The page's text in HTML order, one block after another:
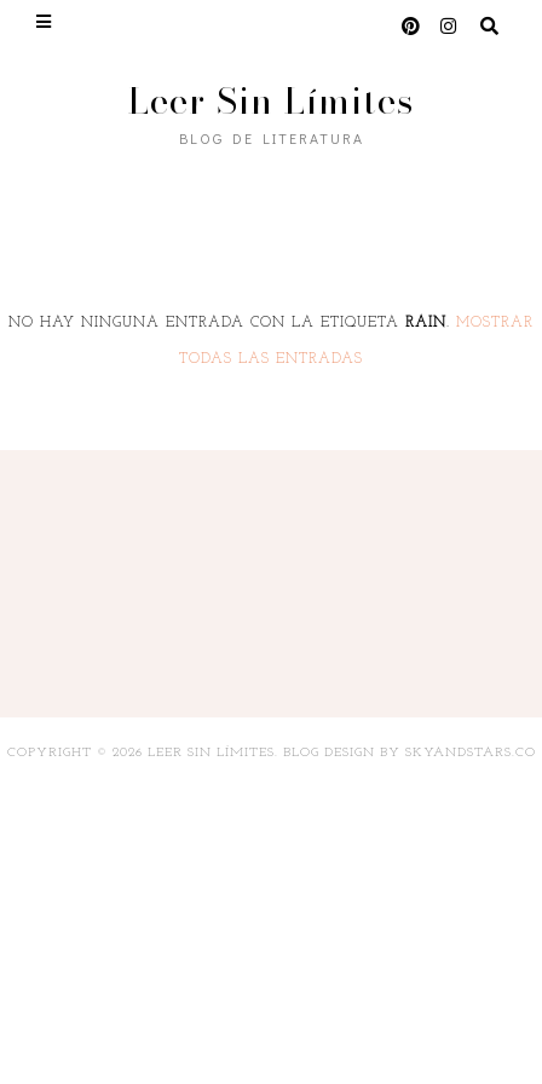
Leer Sin Límites
BLOG DE LITERATURA
NO HAY NINGUNA ENTRADA CON LA ETIQUETA RAIN. MOSTRAR
TODAS LAS ENTRADAS
COPYRIGHT © 2026 LEER SIN LÍMITES. BLOG DESIGN BY SKYANDSTARS.CO